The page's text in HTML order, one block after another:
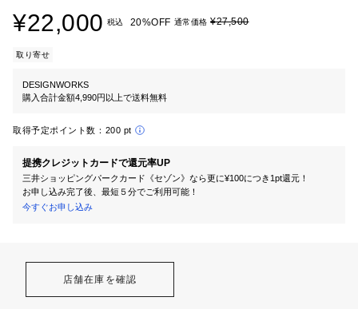
¥22,000 税込 20%OFF 通常価格 ¥27,500
取り寄せ
DESIGNWORKS
購入合計金額4,990円以上で送料無料
取得予定ポイント数： 200 pt
提携クレジットカードで還元率UP
三井ショッピングパークカード《セゾン》なら更に¥100につき1pt還元！
お申し込み完了後、最短５分でご利用可能！
今すぐお申し込み
店舗在庫を確認